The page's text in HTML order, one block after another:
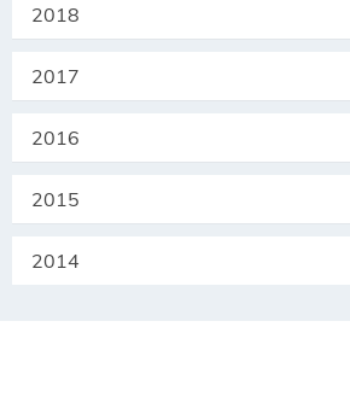
2018
2017
2016
2015
2014